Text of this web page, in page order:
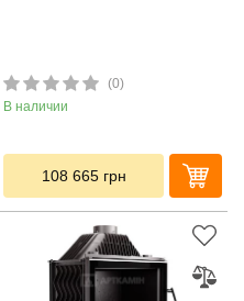
(0)
В наличии
108 665 грн